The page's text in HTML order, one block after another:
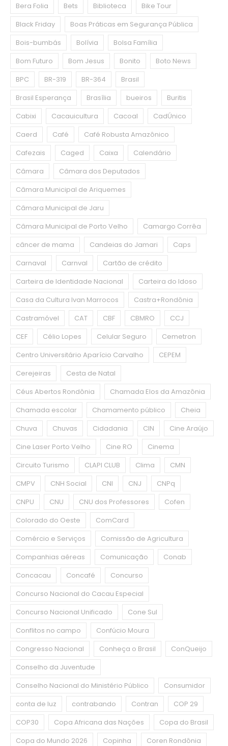
Bera Folia
Bets Biblioteca
Bike Tour
Black Friday
Boas Práticas em Segurança Pública
Bois-bumbás
Bolívia
Bolsa Família
Bom Futuro
Bom Jesus Bonito
Boto News
BPC
BR-319 BR-364
Brasil
Brasil Esperança
Brasília bueiros
Buritis
Cabixi
Cacauicultura Cacoal
CadÚnico
Caerd
Café
Café Robusta Amazônico
Cafezais
Caged Caixa
Calendário
Câmara
Câmara dos Deputados
Câmara Municipal de Ariquemes
Câmara Municipal de Jaru
Câmara Municipal de Porto Velho
Camargo Corrêa
câncer de mama
Candeias do Jamari
Caps
Carnaval
Carnval
Cartão de crédito
Carteira de Identidade Nacional
Carteira do Idoso
Casa da Cultura Ivan Marrocos
Castra+Rondônia
Castramóvel
CAT CBF CBMRO
CCJ
CEF
Célio Lopes Celular Seguro
Cemetron
Centro Universitário Aparício Carvalho
CEPEM
Cerejeiras
Cesta de Natal
Céus Abertos Rondônia
Chamada Elos da Amazônia
Chamada escolar
Chamamento público
Cheia
Chuva
Chuvas Cidadania CIN
Cine Araújo
Cine Laser Porto Velho
Cine RO
Cinema
Circuito Turismo
CLAPI CLUB Clima
CMN
CMPV
CNH Social CNI CNJ
CNPq
CNPU
CNU CNU dos Professores
Cofen
Colorado do Oeste
ComCard
Comércio e Serviços
Comissão de Agricultura
Companhias aéreas
Comunicação
Conab
Concacau
Concafé
Concurso
Concurso Nacional do Cacau Especial
Concurso Nacional Unificado
Cone Sul
Conflitos no campo
Confúcio Moura
Congresso Nacional
Conheça o Brasil
ConQueijo
Conselho da Juventude
Conselho Nacional do Ministério Público
Consumidor
conta de luz
contrabando Contran
COP 29
COP30
Copa Africana das Nações
Copa do Brasil
Copa do Mundo 2026
Copinha
Coren Rondônia